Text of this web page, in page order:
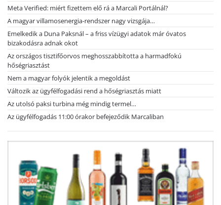
Meta Verified: miért fizettem elő rá a Marcali Portálnál?
A magyar villamosenergia-rendszer nagy vizsgája…
Emelkedik a Duna Paksnál – a friss vízügyi adatok már óvatos
bizakodásra adnak okot
Az országos tisztifőorvos meghosszabbította a harmadfokú
hőségriasztást
Nem a magyar folyók jelentik a megoldást
Változik az ügyfélfogadási rend a hőségriasztás miatt
Az utolsó paksi turbina még mindig termel…
Az ügyfélfogadás 11:00 órakor befejeződik Marcaliban